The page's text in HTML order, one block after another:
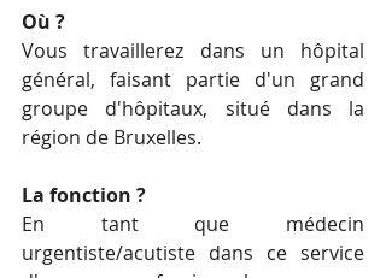
Où ?
Vous travaillerez dans un hôpital
général, faisant partie d'un grand
groupe d'hôpitaux, situé dans la
région de Bruxelles.
La fonction ?
En tant que médecin
urgentiste/acutiste dans ce service